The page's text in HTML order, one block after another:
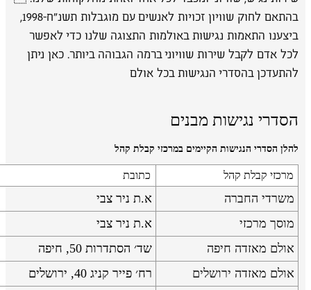
בהתאם לחוק שוויון זכויות לאנשים עם מוגבלות תשנ״ח-1998,
ביצענו התאמות נגישות באולמות התצוגה שלנו כדי לאפשר
לכל אדם לקבל שירות שוויוני ברמה הגבוהה ביותר. כאן ניתן
להתעדכן בהסדרי הנגישות בכל אולם
הסדרי נגישות מבנים
להלן הסדרי הנגישות הקיימים במרכזי קבלת קהל
מרכזי קבלת קהל כתובת
משרדי החברה
א.ת ניר צבי
מוסך מרכזי
א.ת ניר צבי
אולם מאזדה חיפה
שד׳ הסתדרות 50, חיפה
אולם מאזדה ירושלים
רח׳ פייר קניג 40, ירושלים